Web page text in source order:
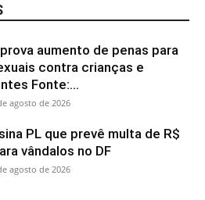
aumento de penas para
contra crianças e
Fonte:...
agosto de 2026
PL que prevê multa de R$
vândalos no DF
agosto de 2026